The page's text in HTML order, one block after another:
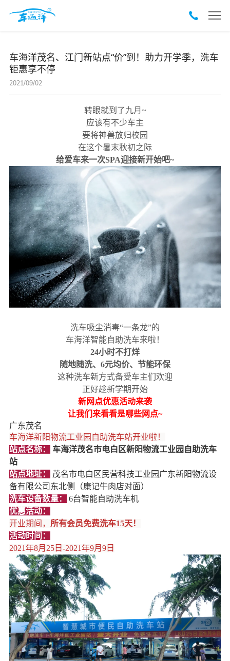
车海洋茂名、江门新站点“价”到！助力开学季，洗车
钜惠享不停
2021/09/02
转眼就到了九月~
应该有不少车主
要将神兽放归校园
在这个暑末秋初之际
给爱车来一次SPA迎接新开始吧~
洗车吸尘消毒“一条龙”的
车海洋智能自助洗车来啦！
24小时不打烊
随地随洗、6元均价、节能环保
这种洗车新方式备受车主们欢迎
正好趁新学期开始
新网点优惠活动来袭
让我们来看看是哪些网点~
广东茂名
车海洋新阳物流工业园自助洗车站开业啦！
站点名称：
车海洋茂名市电白区新阳物流工业园自助洗车
站
站点地址：
茂名市电白区民营科技工业园广东新阳物流设
备有限公司东北侧（康记牛肉店对面）
洗车设备数量：
6台智能自助洗车机
优惠活动：
开业期间， 所有会员免费洗车15天！
活动时间：
2021年8月25日-2021年9月9日